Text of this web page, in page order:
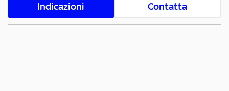
Indicazioni Contatta